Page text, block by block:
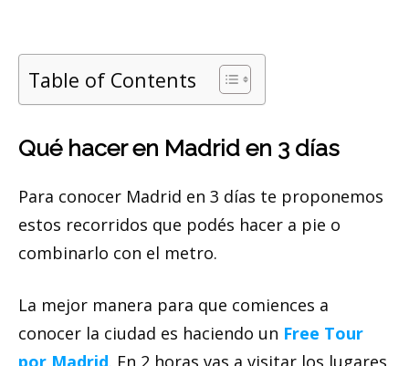
Table of Contents
Qué hacer en Madrid en 3 días
Para conocer Madrid en 3 días te proponemos
estos recorridos que podés hacer a pie o
combinarlo con el metro.
La mejor manera para que comiences a
conocer la ciudad es haciendo un Free Tour
por Madrid. En 2 horas vas a visitar los lugares